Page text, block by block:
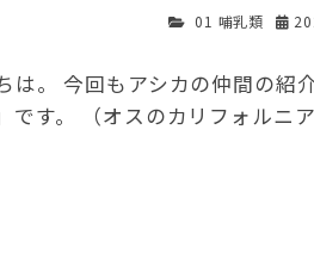
01 哺乳類
は。 今回もアシカの仲間の
です。 （オスのカリフォル